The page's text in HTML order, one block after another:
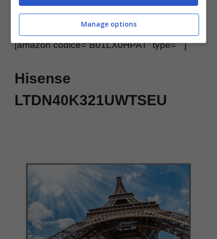
[amazon codice=”B01LX0HPAT” type=”” ]
Hisense
LTDN40K321UWTSEU
Manage options